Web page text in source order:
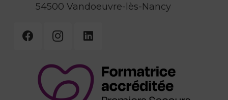
54500 Vandoeuvre-lès-Nancy